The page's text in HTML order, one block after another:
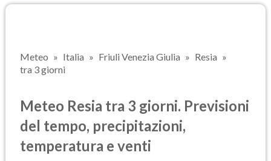
Meteo Italia Friuli Venezia Giulia
Resia
tra 3 giorni
Meteo Resia tra 3 giorni. Previsioni
del tempo, precipitazioni,
temperatura e venti